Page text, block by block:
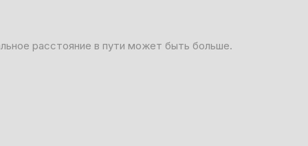
расстояние в пути может быть больше.